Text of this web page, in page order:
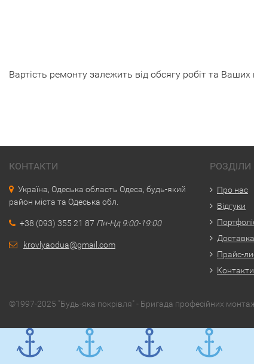
Вартість ремонту залежить від обсягу робіт та
КОНТАКТИ
Україна, Одеська область Одеса, будь-який
район міста та Одеська обл.
+38 (093) 355 21 87 Пн-Нд 9:00-19:00
krovlyaodua@gmail.com
РОЗДІЛИ
Про нас
Відгуки
Прайс-
Контакти
©1997-2025 "Будь-яка покрівля" - Бригада професійних